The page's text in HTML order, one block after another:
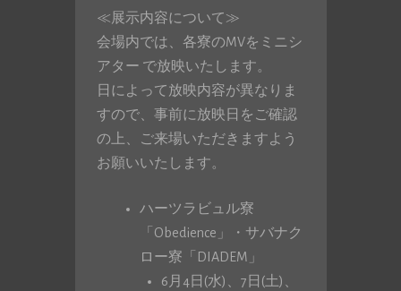
≪展示内容について≫
会場内では、各寮のMVをミニシ
アター で放映いたします。
日によって放映内容が異なりま
すので、事前に放映日をご確認
の上、ご来場いただきますよう
お願いいたします。
ハーツラビュル寮
「Obedience」・サバナク
ロー寮「DIADEM」
6月4日(水)、7日(土)、